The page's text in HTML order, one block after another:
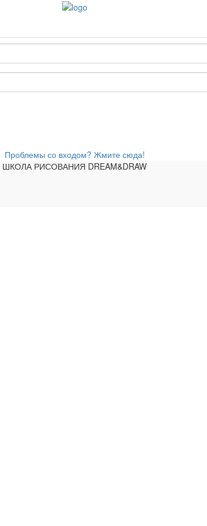
Проблемы со входом? Жмите сюда!
ШКОЛА РИСОВАНИЯ DREAM&DRAW